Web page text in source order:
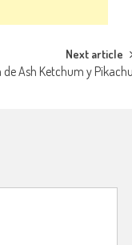
Next article
de Ash Ketchum y Pikachu